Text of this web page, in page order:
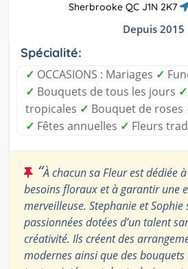
Sherbrooke QC J1N 2K7
Depuis 2015
Spécialité:
✓ OCCASIONS : Mariages ✓
✓ Bouquets de tous les jours ✓
tropicales ✓ Bouquet de roses
✓ Fêtes annuelles ✓ Fleurs
“À chacun sa Fleur est dédiée
besoins floraux et à garantir une
merveilleuse. Stephanie et
passionnées dotées d’un talent
créativité. Ils créent des
modernes ainsi que des